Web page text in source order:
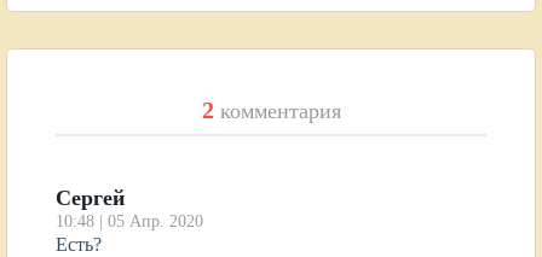
2 комментария
Сергей
10:48 | 05 Апр. 2020
Есть?